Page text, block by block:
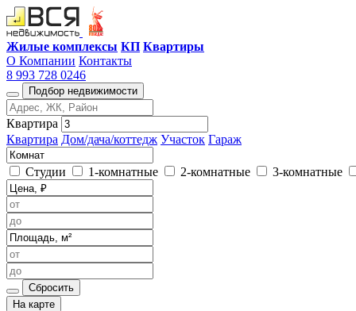
Жилые комплексы КП Квартиры
О Компании Контакты
8 993 728 0246
Подбор недвижимости
Квартира
Квартира Дом/дача/коттедж Участок Гараж
Студии 1-комнатные 2-комнатные 3-комнатные
Сбросить
На карте